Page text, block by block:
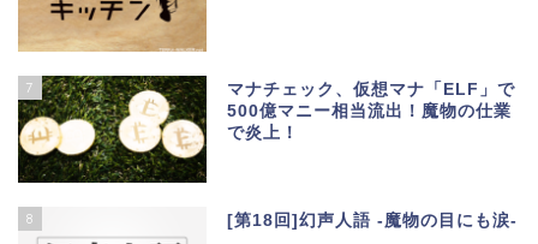
7
マナチェック、仮想マナ「ELF」で
500億マニー相当流出！魔物の仕業
で炎上！
8 [第18回]幻声人語 -魔物の目にも涙-